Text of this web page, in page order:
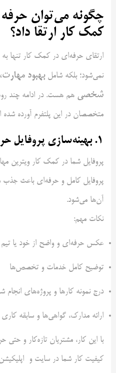
چگونه می‌توان
کمک‌ کار ارتقا داد؟
ارتقای حرفه‌ای در کمک‌ کار تنها
نمی‌شود؛ بلکه شاملبهبود
شخصی هم هست. در ادامه چند
متخصصان در این پلتفرم آورده
1. بهینه‌سازی پروفایل حرفه‌ای
پروفایل شما در کمک‌ کار ویترین
پروفایل کامل و حرفه‌ای باعث جذب
آن‌ها می‌شود.
نکات مهم:
عکس حرفه‌ای و واضح از خود یا
توضیح کامل خدمات و تخصص‌ها
درج نمونه کارها و پروژه‌های انجام
ارائه مدارک، گواهی‌ها و سابقه کاری
با این کار، مشتریان تازه‌کار و
کیفیت کار شما در سایت و